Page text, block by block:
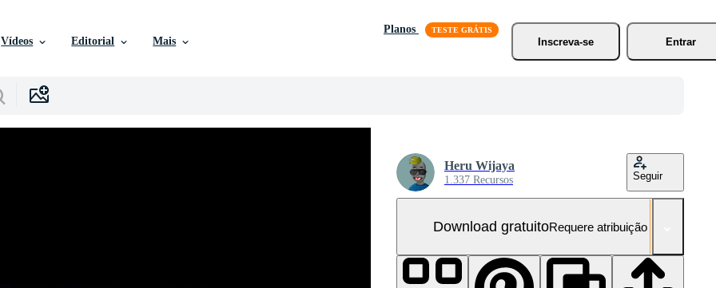
Vídeos Editorial Mais
Planos
Inscreva-se
Entrar
Heru Wijaya
1.337 Recursos Seguir
Download gratuitoRequere atribuição